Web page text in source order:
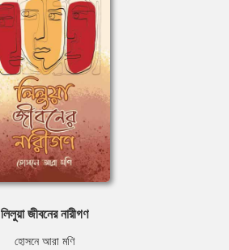
লিলুয়া জীবনের নারীগণ
হোসনে আরা মণি